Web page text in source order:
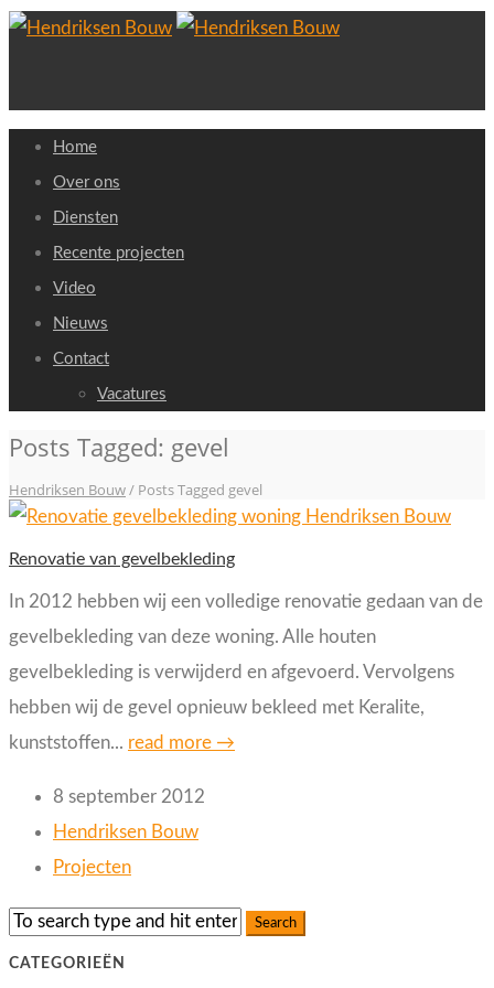
Home
Over ons
Diensten
Recente projecten
Video
Nieuws
Contact
Vacatures
Posts Tagged: gevel
Hendriksen Bouw/ Posts Tagged gevel
Renovatie van gevelbekleding
In 2012 hebben wij een volledige renovatie gedaan van de
gevelbekleding van deze woning. Alle houten
gevelbekleding is verwijderd en afgevoerd. Vervolgens
hebben wij de gevel opnieuw bekleed met Keralite,
kunststoffen... read more →
8 september 2012
Hendriksen Bouw
Projecten
CATEGORIEËN